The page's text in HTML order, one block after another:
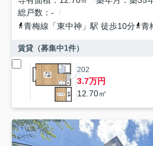
総戸数
-
青梅線 「東中神 」駅 徒歩10分 青
賃貸（募集中1件）
202
3.7万円
12.70㎡